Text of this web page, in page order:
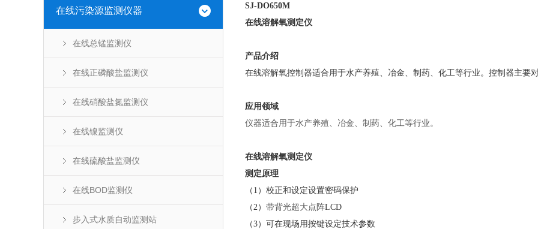
在线污染源监测仪器
在线总锰监测仪
在线正磷酸盐监测仪
在线硝酸盐氮监测仪
在线镍监测仪
在线硫酸盐监测仪
在线BOD监测仪
步入式水质自动监测站
SJ-DO650M
在线溶解氧测定仪
产品介绍
在线溶解氧控制器适合用于水产养殖、冶金、制药、化工等行业。控制器主要
应用领域
仪器适合用于水产养殖、冶金、制药、化工等行业。
在线溶解氧测定仪
测定原理
（ 1 ） 校正和设定设置密码保护
（2） 带背光超大点阵LCD
（3） 可在现场用按键设定技术参数